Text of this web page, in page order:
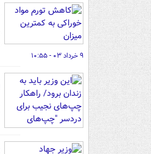
۹ خرداد ۰۳ - ۱۰:۵۵